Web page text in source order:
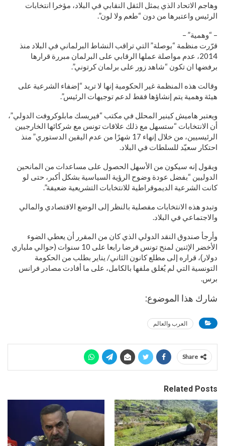
وهاجم الاتحاد الذي يمثل الثقل النقابي في البلاد، مؤخرا انتخابات
الرئيس واعتبرها من دون “طعم ولا لون”.
– “وهمية” –
قرّرت منظمة “بوصلة” التي تراقب النشاط البرلماني في البلاد منذ
2014، عدم مواصلة عملها الرقابي على البرلمان مبررة قرارها
برفضها ان تكون “شاهد زور على برلمان كرتوني”.
وقالت هذه المنظمة غير الحكومية إنها لا تريد “إضفاء الشرعية على
هيئة وهمية يتم إنشاؤها فقط لدعم توجيهات الرئيس”.
ويعتبر هاميش كينير المحلل في مكتب “فيريسك مابلوكروفت الدولي”،
أن الانتخابات “ستسهل مع ذلك علاقات تونس مع شركائها الخارجيين
الرئيسيين، من خلال إنهاء 17 شهرًا من عدم اليقين الدستوري” منذ
احتكار سعيّد للسلطات في البلاد.
ويقول إنه سيكون من الأسهل الحصول على مساعدات من المانحين
الدوليين “بفضل عودة وضوح الرؤية السياسية بشكل أكبر، حتى لو
كانت الشرعية الديموقراطية للانتخابات التشريعية ضعيفة”.
وتبدو هذه الانتخابات مفصلية بالنظر إلى الوضع الاقتصادي والمالي
والاجتماعي في البلاد.
وأرجأ صندوق النقد الدولي الذي كان من المقرر أن يعطي الضوء
الأخضر الإثنين لمنح تونس قرضا رابعا على 10 سنوات (حوالي ملياري
دولار)، قراره إلى مطلع كانون الثاني/ يناير بطلب من الحكومة
التونسية التي لم يُغلق ملفها بالكامل، على ما أفادت مصادر فرانس
برس.
شارك هذا الموضوع:
العرب والعالم
Share
Related Posts